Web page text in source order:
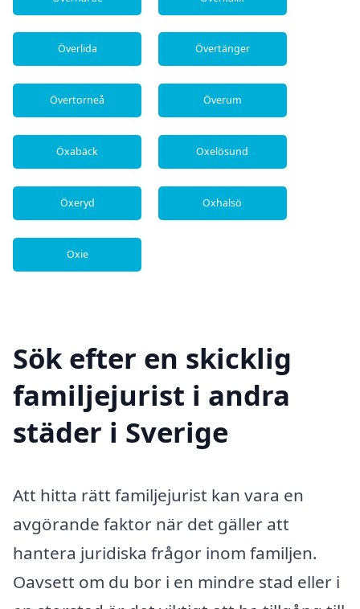
Överlida Övertänger
Övertorneå Överum
Öxabäck Oxelösund
Öxeryd Oxhalsö
Oxie
Sök efter en skicklig
familjejurist i andra
städer i Sverige
Att hitta rätt familjejurist kan vara en
avgörande faktor när det gäller att
hantera juridiska frågor inom familjen.
Oavsett om du bor i en mindre stad eller i